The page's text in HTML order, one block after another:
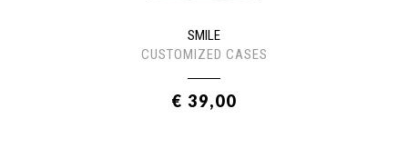
SMILE
CUSTOMIZED CASES
€ 39,00